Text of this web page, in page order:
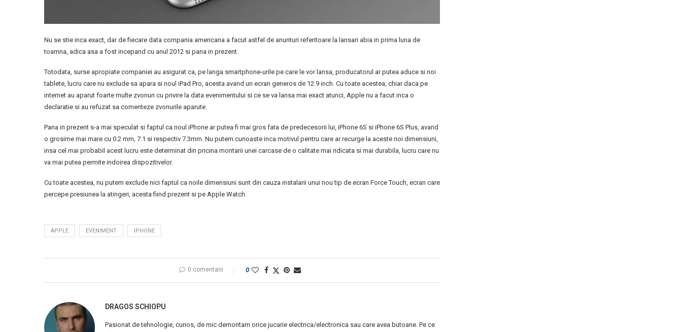
Nu se stie inca exact, dar de fiecare data compania americana a facut astfel de anunturi referitoare la lansari abia in prima luna de
toamna, adica asa a fost incepand cu anul 2012 si pana in prezent.
Totodata, surse apropiate companiei au asigurat ca, pe langa smartphone-urile pe care le vor lansa, producatorul ar putea aduce si noi
tablete, lucru care nu exclude sa apara si noul iPad Pro, acesta avand un ecran generos de 12.9 inch. Cu toate acestea, chiar daca pe
internet au aparut foarte multe zvonuri cu privire la data evenimentului si ce se va lansa mai exact atunci, Apple nu a facut inca o
declaratie si au refuzat sa comenteze zvonurile aparute.
Pana in prezent s-a mai speculat si faptul ca noul iPhone ar putea fi mai gros fata de predecesorii lui, iPhone 6S si iPhone 6S Plus, avand
o grosime mai mare cu 0.2 mm, 7.1 si respectiv 7.3mm. Nu putem cunoaste inca motivul pentru care ar recurge la aceste noi dimensiuni,
insa cel mai probabil acest lucru este determinat din pricina montarii unei carcase de o calitate mai ridicata si mai durabila, lucru care nu
va mai putea permite indoirea dispozitivelor.
Cu toate acestea, nu putem exclude nici faptul ca noile dimensiuni sunt din cauza instalarii unui nou tip de ecran Force Touch, ecran care
percepe presiunea la atingeri, acesta fiind prezent si pe Apple Watch.
APPLE EVENIMENT IPHONE
0 comentarii 0
DRAGOS SCHIOPU
Pasionat de tehnologie, curios, de mic demontam orice jucarie electrica/electronica sau care avea butoane. Pe ce